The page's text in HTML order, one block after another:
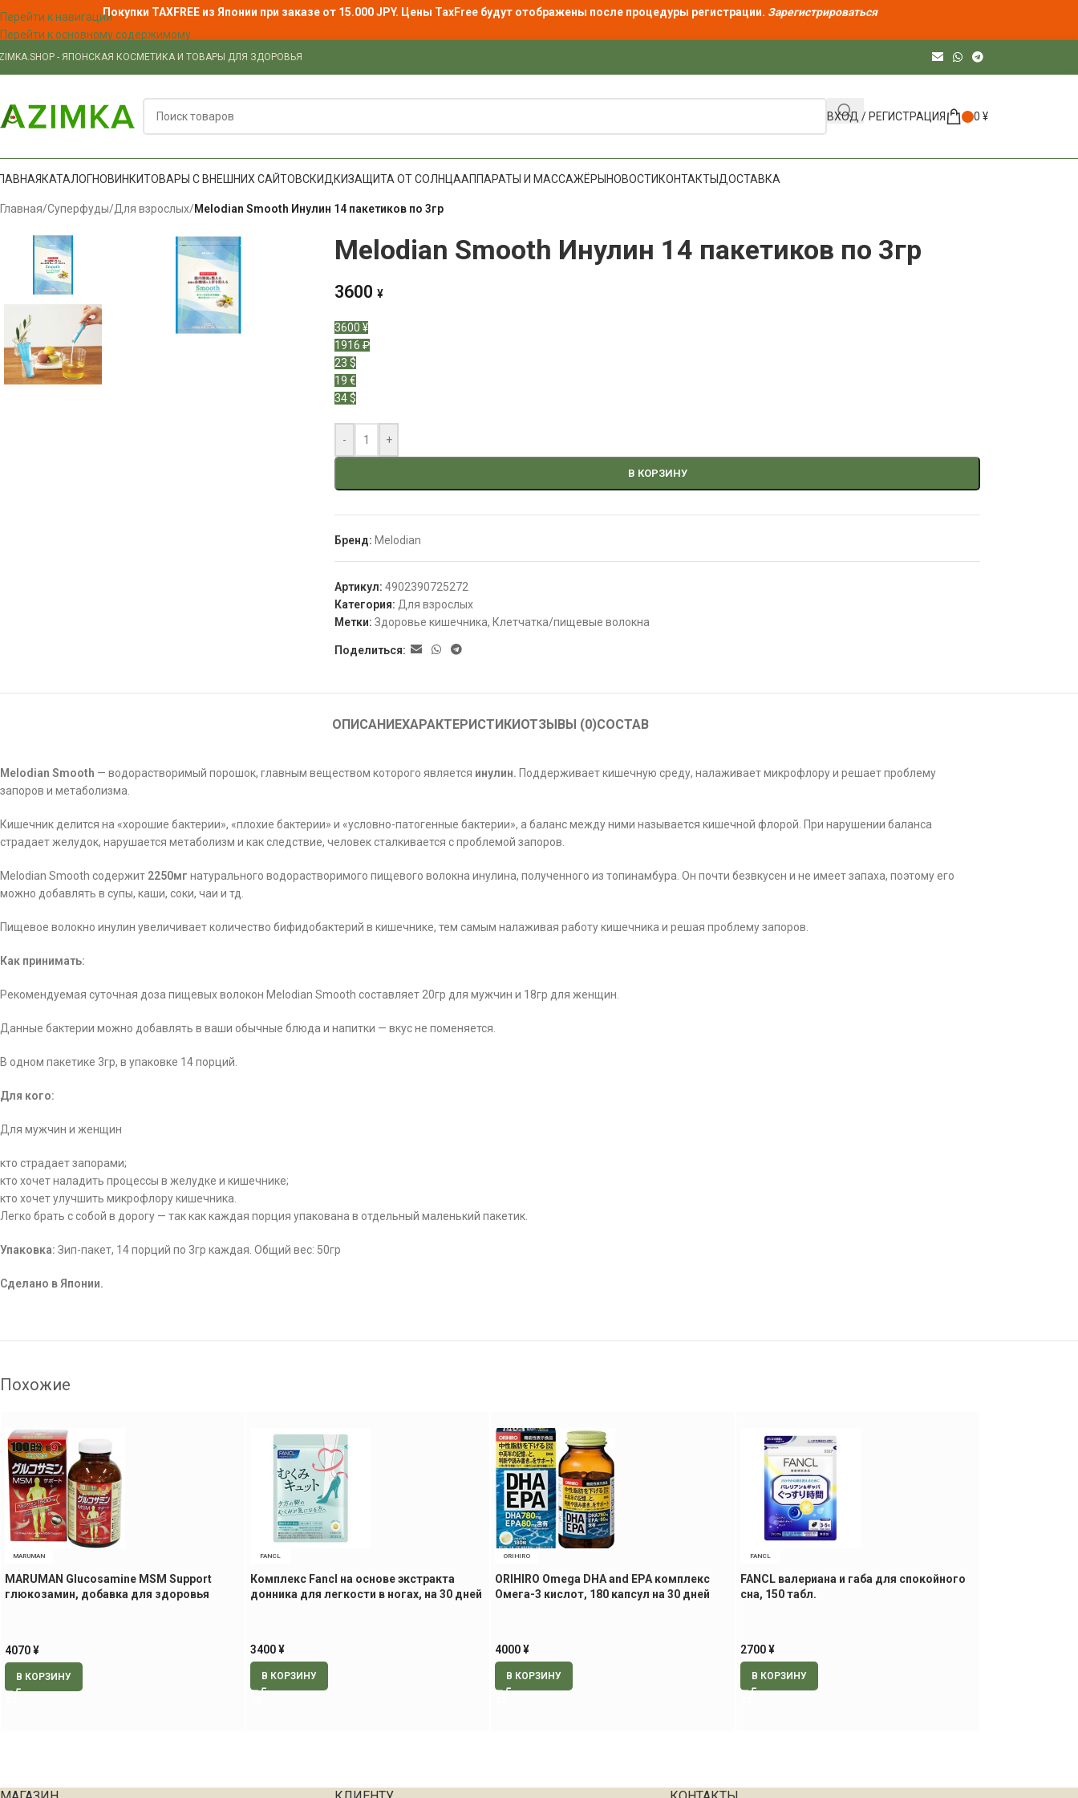
Перейти к навигации
Перейти к основному содержимому
Покупки TAXFREE из Японии при заказе от 15.000 JPY. Цены TaxFree будут отображены после процедуры регистрации. Зарегистрироваться
- ЯПОНСКАЯ КОСМЕТИКА И ТОВАРЫ ДЛЯ ЗДОРОВЬЯ
ВХОД / РЕГИСТРАЦИЯ 0 ¥
КАТАЛОГНОВИНКИТОВАРЫ С ВНЕШНИХ САЙТОВСКИДКИЗАЩИТА ОТ СОЛНЦААППАРАТЫ И МАССАЖЁРЫНОВОСТИКОНТАКТЫДОСТАВКА
Главная/Суперфуды/Для взрослых/Melodian Smooth Инулин 14 пакетиков по 3гр
Melodian Smooth Инулин 14 пакетиков по 3гр
3600¥
3600 ¥
1916 ₽
23 $
19 €
34 $
- +
В КОРЗИНУ
Бренд: Melodian
Артикул:4902390725272
Категория: Для взрослых
Метки: Здоровье кишечника, Клетчатка/пищевые волокна
Поделиться:
ОПИСАНИЕХАРАКТЕРИСТИКИОТЗЫВЫ (0)СОСТАВ
Melodian Smooth — водорастворимый порошок, главным веществом которого является инулин. Поддерживает кишечную среду, налаживает микрофлору и решает проблему
запоров и метаболизма.
Кишечник делится на «хорошие бактерии», «плохие бактерии» и «условно-патогенные бактерии», а баланс между ними называется кишечной флорой. При нарушении баланса
страдает желудок, нарушается метаболизм и как следствие, человек сталкивается с проблемой запоров.
Melodian Smooth содержит 2250мг натурального водорастворимого пищевого волокна инулина, полученного из топинамбура. Он почти безвкусен и не имеет запаха, поэтому его
можно добавлять в супы, каши, соки, чаи и тд.
Пищевое волокно инулин увеличивает количество бифидобактерий в кишечнике, тем самым налаживая работу кишечника и решая проблему запоров.
Как принимать:
Рекомендуемая суточная доза пищевых волокон Melodian Smooth составляет 20гр для мужчин и 18гр для женщин.
Данные бактерии можно добавлять в ваши обычные блюда и напитки — вкус не поменяется.
В одном пакетике 3гр, в упаковке 14 порций.
Для кого:
Для мужчин и женщин
кто страдает запорами;
кто хочет наладить процессы в желудке и кишечнике;
кто хочет улучшить микрофлору кишечника.
Легко брать с собой в дорогу — так как каждая порция упакована в отдельный маленький пакетик.
Упаковка: Зип-пакет, 14 порций по 3гр каждая. Общий вес: 50гр
Сделано в Японии.
Похожие
MARUMAN
MARUMAN Glucosamine MSM Support
глюкозамин, добавка для здоровья
4070¥
В КОРЗИНУ
FANCL
Комплекс Fancl на основе экстракта
донника для легкости в ногах, на 30 дней
3400¥
В КОРЗИНУ
ORIHIRO
ORIHIRO Omega DHA and EPA комплекс
Омега-3 кислот, 180 капсул на 30 дней
4000¥
В КОРЗИНУ
FANCL
FANCL валериана и габа для спокойного
сна, 150 табл.
2700¥
В КОРЗИНУ